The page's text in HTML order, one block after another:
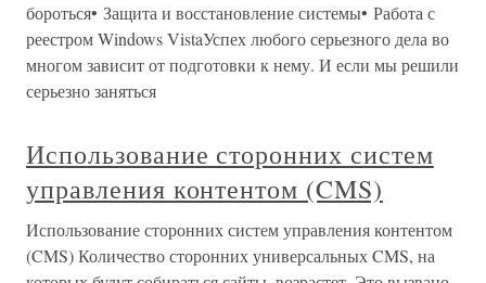
бороться• Защита и восстановление системы• Работа с
реестром Windows VistaУспех любого серьезного дела во
многом зависит от подготовки к нему. И если мы решили
серьезно заняться
Использование сторонних систем
управления контентом (CMS)
Использование сторонних систем управления контентом
(CMS) Количество сторонних универсальных CMS, на